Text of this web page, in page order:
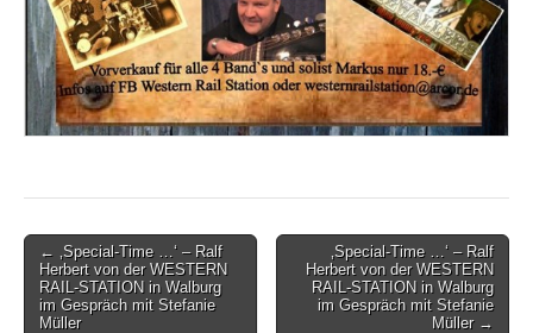
Post
navigation
← ‚Special-Time …‘ – Ralf
Herbert von der WESTERN
RAIL-STATION in Walburg
im Gespräch mit Stefanie
Müller
‚Special-Time …‘ – Ralf
Herbert von der WESTERN
RAIL-STATION in Walburg
im Gespräch mit Stefanie
Müller →